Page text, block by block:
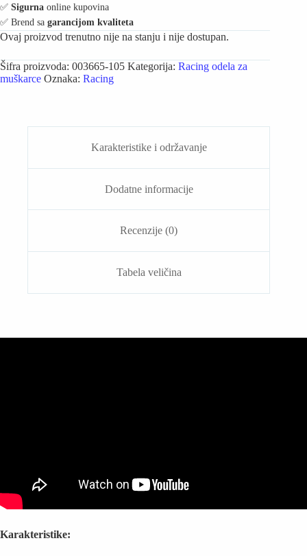
✅️ Sigurna online kupovina
✅️ Brend sa garancijom kvaliteta
Ovaj proizvod trenutno nije na stanju i nije dostupan.
Šifra proizvoda: 003665-105 Kategorija: Racing odela za
muškarce Oznaka: Racing
Karakteristike i održavanje
Dodatne informacije
Recenzije (0)
Tabela veličina
Karakteristike: